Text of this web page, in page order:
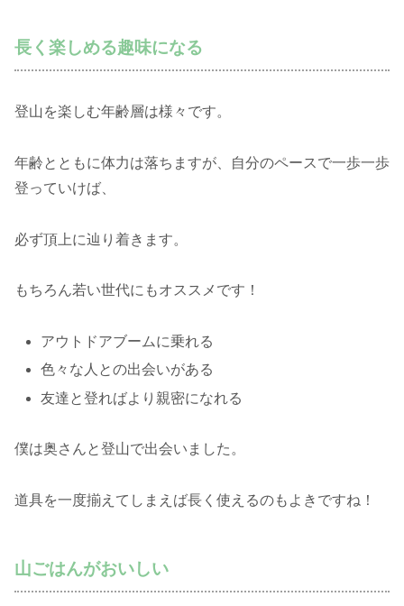
長く楽しめる趣味になる
登山を楽しむ年齢層は様々です。
年齢とともに体力は落ちますが、自分のペースで一歩一歩
登っていけば、
必ず頂上に辿り着きます。
もちろん若い世代にもオススメです！
アウトドアブームに乗れる
色々な人との出会いがある
友達と登ればより親密になれる
僕は奥さんと登山で出会いました。
道具を一度揃えてしまえば長く使えるのもよきですね！
山ごはんがおいしい